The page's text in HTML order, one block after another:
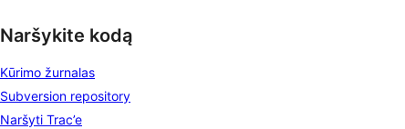
Naršykite kodą
Kūrimo žurnalas
Subversion repository
Naršyti Trac’e